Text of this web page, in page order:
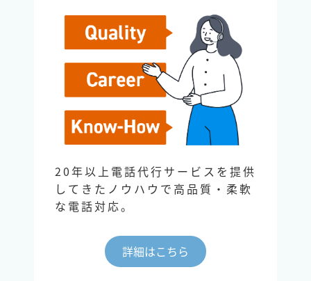
20年以上電話代行サービスを提供
してきたノウハウで高品質・柔軟
な電話対応。
詳細はこちら